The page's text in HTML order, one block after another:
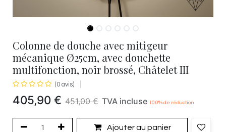
Colonne de douche avec mitigeur
mécanique Ø25cm, avec douchette
multifonction, noir brossé, Châtelet III
(0 avis)
405,90 € 451,00€ TVA incluse 10.0% de réduction
Ajouter au panier